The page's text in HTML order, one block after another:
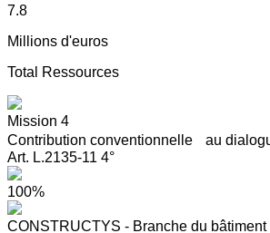
7.8
Millions d'euros
Total Ressources
Mission 4
Contribution conventionnelle au
Art. L.2135-11 4°
100%
CONSTRUCTYS - Branche du bâtiment